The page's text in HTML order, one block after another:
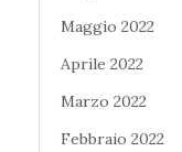
Maggio 2022
Aprile 2022
Marzo 2022
Febbraio 2022